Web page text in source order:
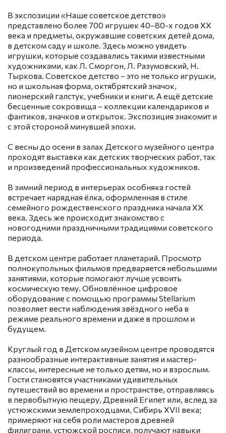
В экспозиции «Наше советское детство»
представлено более 700 игрушек 40–80-х годов XX
века и предметы, окружавшие советских детей дома,
в детском саду и школе. Здесь можно увидеть
игрушки, которые создавались такими известными
художниками, как Л. Сморгон, Л. Разумовский, Н.
Тыркова. Советское детство – это не только игрушки,
но и школьная форма, октябрятский значок,
пионерский галстук, учебники и книги. А ещё детские
бесценные сокровища – коллекции календариков и
фантиков, значков и открыток. Экспозиция знакомит и
с этой стороной минувшей эпохи.
С весны до осени в залах Детского музейного центра
проходят выставки как детских творческих работ, так
и произведений профессиональных художников.
В зимний период в интерьерах особняка гостей
встречает нарядная ёлка, оформленная в стиле
семейного рождественского праздника начала XX
века. Здесь же происходит знакомство с
новогодними праздничными традициями советского
периода.
В детском центре работает планетарий. Просмотр
полнокупольных фильмов предваряется небольшими
занятиями, которые помогают лучше усвоить
космическую тему. Обновлённое цифровое
оборудование с помощью программы Stellarium
позволяет вести наблюдения звёздного неба в
режиме реального времени и даже в прошлом и
будущем.
Круглый год в Детском музейном центре проводятся
разнообразные интерактивные занятия и мастер-
классы, интересные не только детям, но и взрослым.
Гости становятся участниками удивительных
путешествий во времени и пространстве, отправляясь
в первобытную пещеру, Древний Египет или, вслед за
устюжскими землепроходцами, Сибирь XVII века;
примеряют на себя роли мастеров древней
филиграни, устюжской росписи, получают навыки